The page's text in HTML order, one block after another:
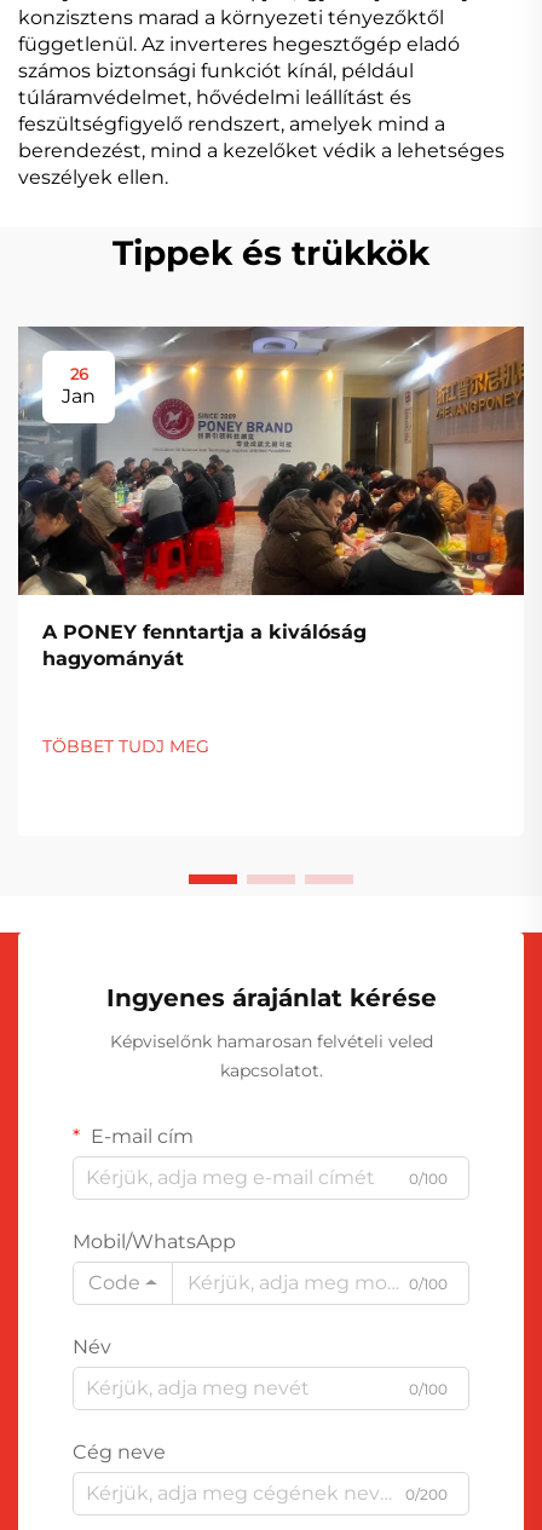
konzisztens marad a környezeti tényezőktől
függetlenül. Az inverteres hegesztőgép eladó
számos biztonsági funkciót kínál, például
túláramvédelmet, hővédelmi leállítást és
feszültségfigyelő rendszert, amelyek mind a
berendezést, mind a kezelőket védik a lehetséges
veszélyek ellen.
Tippek és trükkök
26
Jan
A PONEY fenntartja a kiválóság
hagyományát
TÖBBET TUDJ MEG
Ingyenes árajánlat kérése
Képviselőnk hamarosan felvételi veled
kapcsolatot.
E-mail cím
0/100
Mobil/WhatsApp
Code
0/100
Név
0/100
Cég neve
0/200